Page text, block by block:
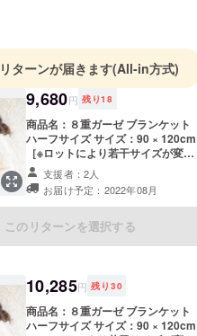
ターンが届きます(All-in方式)
9,680円 残り18
商品名：８重ガーゼ ブランケット
ハーフサイズ サイズ：90 × 120cm
［※ロットにより若干サイズが変更
になります］ 素材：オーガニック
コットン ・送料は弊社で負担いたし
ます。 ・簡易パッケージとなりま
す。 ・2022年7月中旬～8月末にお
届け予定 ※デザイン・仕様は変更に
格が販売予定価格より下がる可能性
もございます。
支援者：2人
お届け予定：2022年08月
このリターンを選択する
10,285円 残り 30
商品名：８重ガーゼ ブランケット
ハーフサイズ サイズ：90 × 120cm